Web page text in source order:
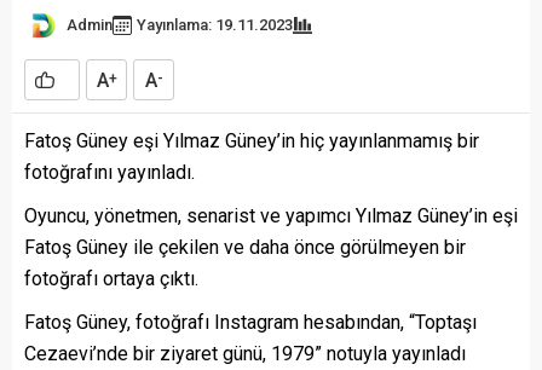
Admin Yayınlama: 19.11.2023
A+ A-
Fatoş Güney eşi Yılmaz Güney’in hiç yayınlanmamış bir
fotoğrafını yayınladı.
Oyuncu, yönetmen, senarist ve yapımcı Yılmaz Güney’in eşi
Fatoş Güney ile çekilen ve daha önce görülmeyen bir
fotoğrafı ortaya çıktı.
Fatoş Güney, fotoğrafı Instagram hesabından, “Toptaşı
Cezaevi’nde bir ziyaret günü, 1979” notuyla yayınladı